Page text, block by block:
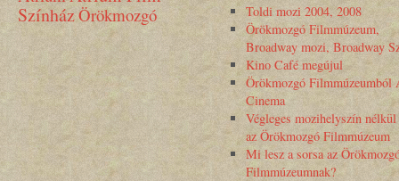
SzínházÖrökmozgó
Toldi mozi 2004, 2008
Örökmozgó Filmmúzeum,
Broadway mozi, Broadway
Kino Café megújul
Örökmozgó Filmmúzeumból
Cinema
Végleges mozihelyszín nélkül
az Örökmozgó Filmmúzeum
Mi lesz a sorsa az
Filmmúzeumnak?